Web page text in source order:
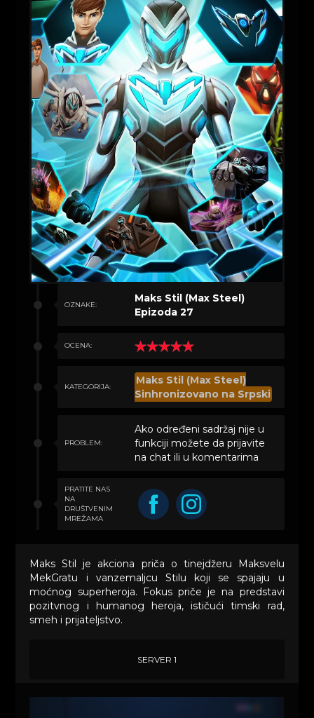
OZNAKE:
Maks Stil (Max Steel)
Epizoda 27
OCENA:
KATEGORIJA:
Maks Stil (Max Steel)
Sinhronizovano na Srpski
PROBLEM:
Ako određeni sadržaj nije u
funkciji možete da prijavite
na chat ili u komentarima
PRATITE NAS
NA
DRUŠTVENIM
MREŽAMA
Maks Stil je akciona priča o tinejdžeru Maksvelu
MekGratu i vanzemaljcu Stilu koji se spajaju u
moćnog superheroja. Fokus priče je na predstavi
pozitvnog i humanog heroja, ističući timski rad,
smeh i prijateljstvo.
SERVER 1